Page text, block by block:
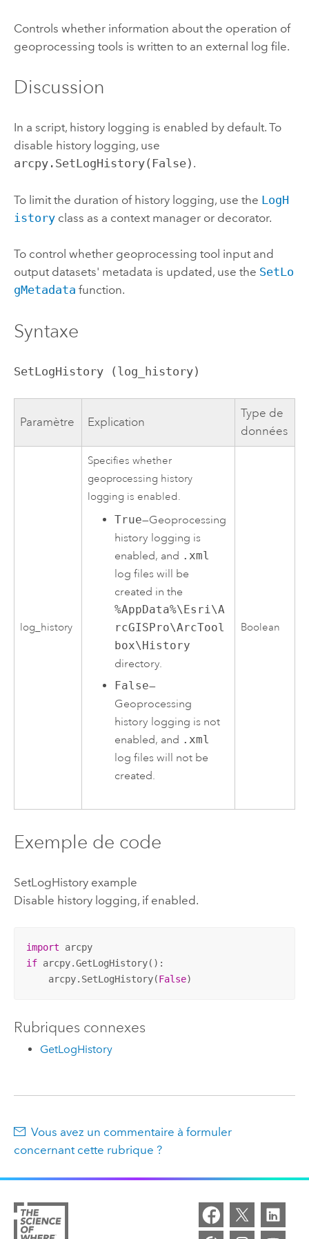
Controls whether information about the operation of
geoprocessing tools is written to an external log file.
Discussion
In a script, history logging is enabled by default. To
disable history logging, use
arcpy.SetLogHistory(False) .
To limit the duration of history logging, use the LogH
istoryclass as a context manager or decorator.
To control whether geoprocessing tool input and
output datasets' metadata is updated, use the SetLo
gMetadata function.
Syntaxe
SetLogHistory (log_history)
Paramètre Explication
Type de
données
log_history
Specifies whether
geoprocessing history
logging is enabled.
True—Geoprocessing
history logging is
enabled, and .xml
log files will be
created in the
%AppData%\Esri\A
rcGISPro\ArcTool
box\History
directory.
False—
Geoprocessing
history logging is not
enabled, and .xml
log files will not be
created.
Boolean
Exemple de code
SetLogHistory example
Disable history logging, if enabled.
import
arcpy
if arcpy.GetLogHistory():
    arcpy.SetLogHistory(
False)
Rubriques connexes
GetLogHistory
Vous avez un commentaire à formuler
concernant cette rubrique ?